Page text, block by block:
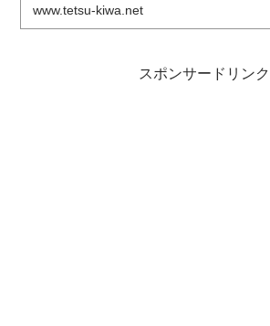
www.tetsu-kiwa.net
スポンサードリンク